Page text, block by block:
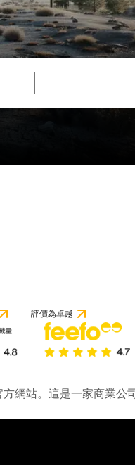
評價為卓越
網站。這是一家商業公